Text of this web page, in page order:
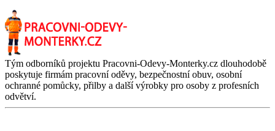
Tým odborníků projektu Pracovni-Odevy-Monterky.cz dlouhodobě
poskytuje firmám pracovní oděvy, bezpečnostní obuv, osobní
ochranné pomůcky, přilby a další výrobky pro osoby z profesních
odvětví.